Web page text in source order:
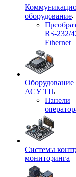
оборудование
RS-232/
Ethernet
Оборудование
АСУ ТП
Панели
Системы
мониторинга